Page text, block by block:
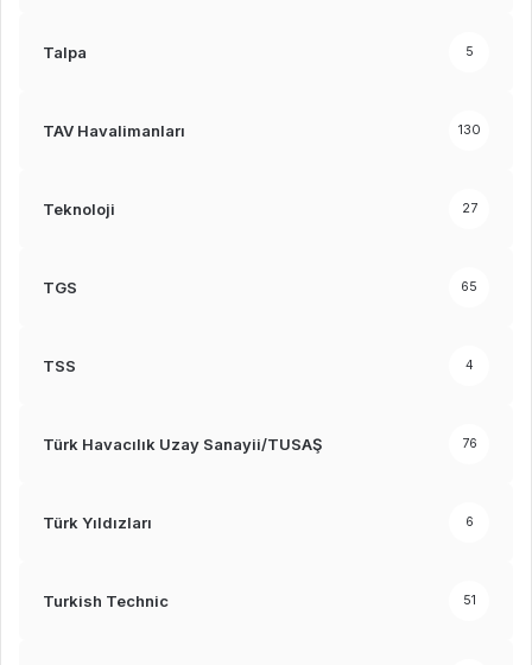
Talpa 5
TAV Havalimanları 130
Teknoloji 27
TGS 65
TSS 4
Türk Havacılık Uzay Sanayii/TUSAŞ 76
Türk Yıldızları 6
Turkish Technic 51